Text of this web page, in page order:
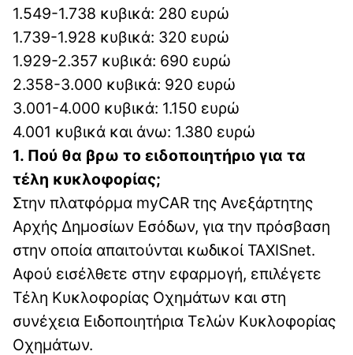
1.549-1.738 κυβικά: 280 ευρώ
1.739-1.928 κυβικά: 320 ευρώ
1.929-2.357 κυβικά: 690 ευρώ
2.358-3.000 κυβικά: 920 ευρώ
3.001-4.000 κυβικά: 1.150 ευρώ
4.001 κυβικά και άνω: 1.380 ευρώ
1. Πού θα βρω το ειδοποιητήριο για τα
τέλη κυκλοφορίας;
Στην πλατφόρμα myCAR της Ανεξάρτητης
Αρχής Δημοσίων Εσόδων, για την πρόσβαση
στην οποία απαιτούνται κωδικοί TAXISnet.
Αφού εισέλθετε στην εφαρμογή, επιλέγετε
Τέλη Κυκλοφορίας Οχημάτων και στη
συνέχεια Ειδοποιητήρια Τελών Κυκλοφορίας
Οχημάτων.